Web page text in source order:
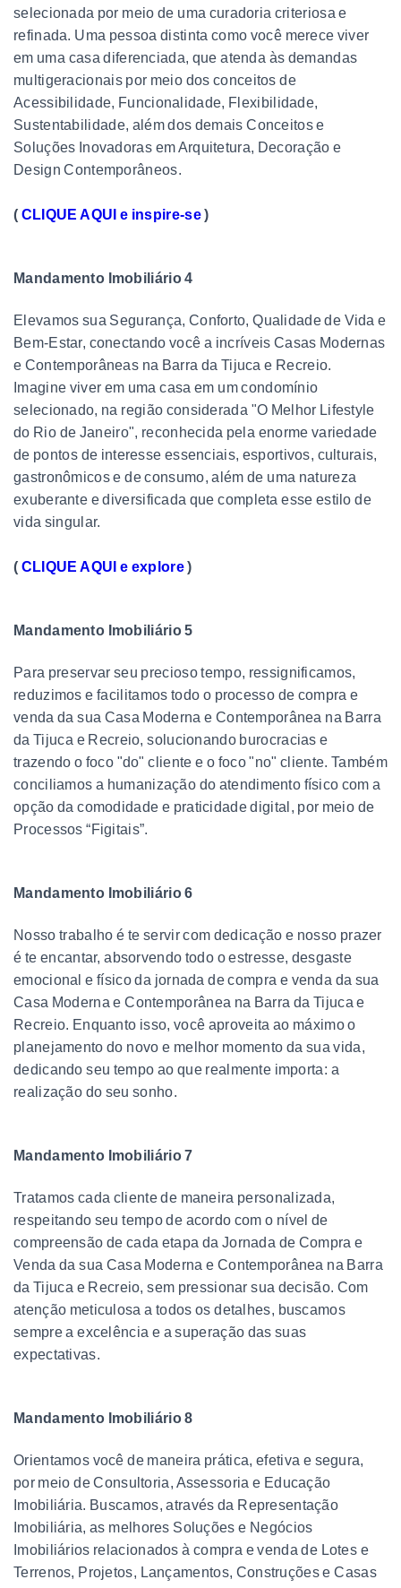
selecionada por meio de uma curadoria criteriosa e
refinada. Uma pessoa distinta como você merece viver
em uma casa diferenciada, que atenda às demandas
multigeracionais por meio dos conceitos de
Acessibilidade, Funcionalidade, Flexibilidade,
Sustentabilidade, além dos demais Conceitos e
Soluções Inovadoras em Arquitetura, Decoração e
Design Contemporâneos.
( CLIQUE AQUI e inspire-se)
Mandamento Imobiliário 4
Elevamos sua Segurança, Conforto, Qualidade de Vida e
Bem-Estar, conectando você a incríveis Casas Modernas
e Contemporâneas na Barra da Tijuca e Recreio.
Imagine viver em uma casa em um condomínio
selecionado, na região considerada "O Melhor Lifestyle
do Rio de Janeiro", reconhecida pela enorme variedade
de pontos de interesse essenciais, esportivos, culturais,
gastronômicos e de consumo, além de uma natureza
exuberante e diversificada que completa esse estilo de
vida singular.
( CLIQUE AQUI e explore)
Mandamento Imobiliário 5
Para preservar seu precioso tempo, ressignificamos,
reduzimos e facilitamos todo o processo de compra e
venda da sua Casa Moderna e Contemporânea na Barra
da Tijuca e Recreio, solucionando burocracias e
trazendo o foco "do" cliente e o foco "no" cliente. Também
conciliamos a humanização do atendimento físico com a
opção da comodidade e praticidade digital, por meio de
Processos “Figitais”.
Mandamento Imobiliário 6
Nosso trabalho é te servir com dedicação e nosso prazer
é te encantar, absorvendo todo o estresse, desgaste
emocional e físico da jornada de compra e venda da sua
Casa Moderna e Contemporânea na Barra da Tijuca e
Recreio. Enquanto isso, você aproveita ao máximo o
planejamento do novo e melhor momento da sua vida,
dedicando seu tempo ao que realmente importa: a
realização do seu sonho.
Mandamento Imobiliário 7
Tratamos cada cliente de maneira personalizada,
respeitando seu tempo de acordo com o nível de
compreensão de cada etapa da Jornada de Compra e
Venda da sua Casa Moderna e Contemporânea na Barra
da Tijuca e Recreio, sem pressionar sua decisão. Com
atenção meticulosa a todos os detalhes, buscamos
sempre a excelência e a superação das suas
expectativas.
Mandamento Imobiliário 8
Orientamos você de maneira prática, efetiva e segura,
por meio de Consultoria, Assessoria e Educação
Imobiliária. Buscamos, através da Representação
Imobiliária, as melhores Soluções e Negócios
Imobiliários relacionados à compra e venda de Lotes e
Terrenos, Projetos, Lançamentos, Construções e Casas